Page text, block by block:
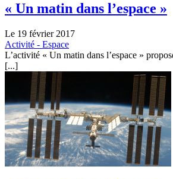
« Un matin dans l’espace »
Le 19 février 2017
Activité - Espace
L’activité « Un matin dans l’espace »
[...]